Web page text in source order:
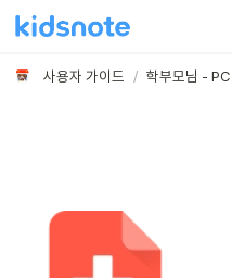
사용자 가이드 /